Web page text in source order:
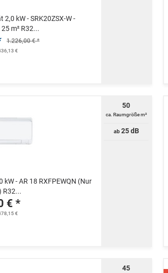
kW - SRK20ZSX-W -
m² R32...
1.226,00 € *
€
- AR 18 RXFPEWQN (Nur
R32...
€ *
€
50
ca. Raumgröße m²
ab25 dB
45